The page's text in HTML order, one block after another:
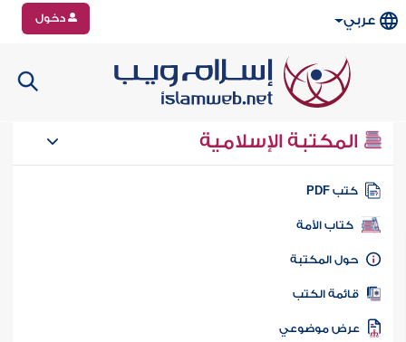
عربي دخول
المكتبة الإسلامية
كتب PDF
كتاب الأمة
المكتبة
الكتب